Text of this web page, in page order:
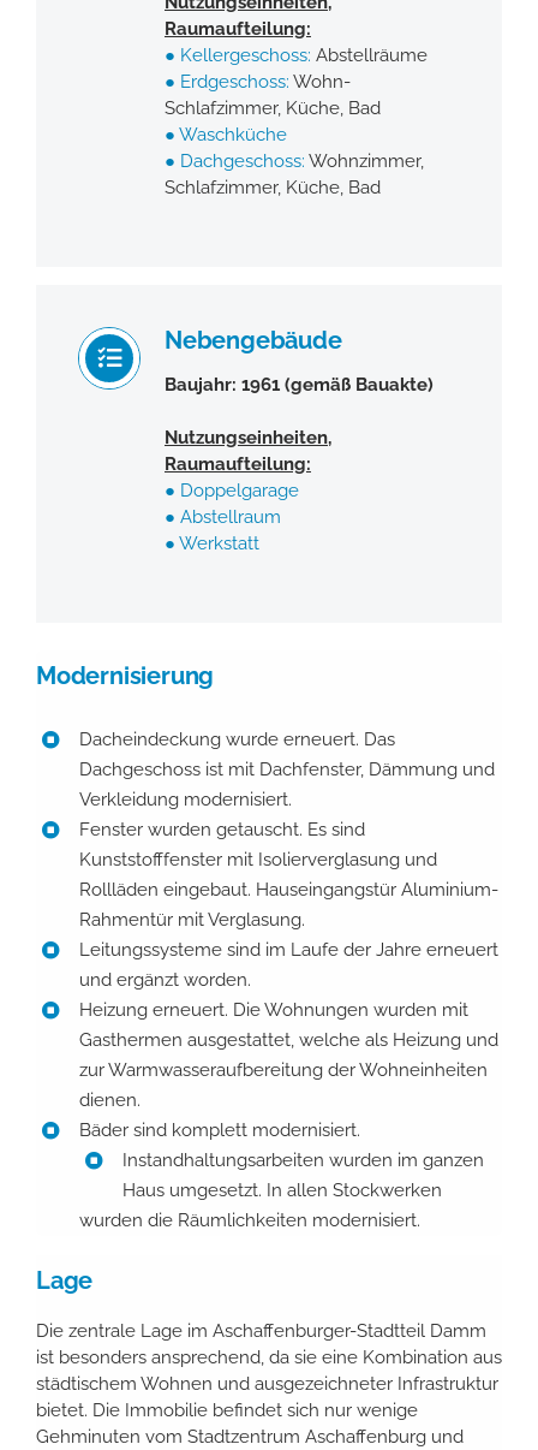
Raumaufteilung:
● Kellergeschoss: Abstellräume
● Erdgeschoss: Wohn-
Schlafzimmer, Küche, Bad
● Waschküche
● Dachgeschoss: Wohnzimmer,
Schlafzimmer, Küche, Bad
Nebengebäude
Baujahr: 1961 (gemäß Bauakte)
Nutzungseinheiten,
Raumaufteilung:
● Doppelgarage
● Abstellraum
● Werkstatt
Modernisierung
Dacheindeckung wurde erneuert. Das
Dachgeschoss ist mit Dachfenster, Dämmung und
Verkleidung modernisiert.
Fenster wurden getauscht. Es sind
Kunststofffenster mit Isolierverglasung und
Rollläden eingebaut. Hauseingangstür Aluminium-
Rahmentür mit Verglasung.
Leitungssysteme sind im Laufe der Jahre erneuert
und ergänzt worden.
Heizung erneuert. Die Wohnungen wurden mit
Gasthermen ausgestattet, welche als Heizung und
zur Warmwasseraufbereitung der Wohneinheiten
dienen.
Bäder sind komplett modernisiert.
Instandhaltungsarbeiten wurden im ganzen
Haus umgesetzt. In allen Stockwerken
wurden die Räumlichkeiten modernisiert.
Lage
Die zentrale Lage im Aschaffenburger-Stadtteil Damm
ist besonders ansprechend, da sie eine Kombination aus
städtischem Wohnen und ausgezeichneter Infrastruktur
bietet. Die Immobilie befindet sich nur wenige
Gehminuten vom Stadtzentrum Aschaffenburg und